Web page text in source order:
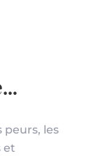
peurs, les
et